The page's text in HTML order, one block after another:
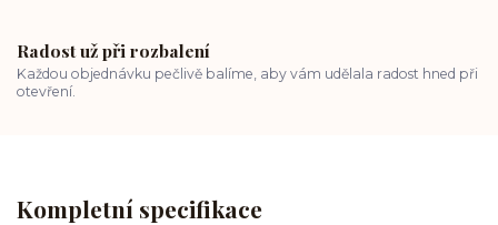
Radost už při rozbalení
Každou objednávku pečlivě balíme, aby vám udělala radost hned při
otevření.
Kompletní specifikace